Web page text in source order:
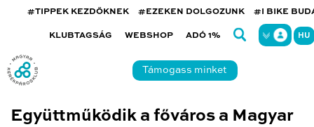
#TIPPEK KEZDŐKNEK #EZEKEN DOLGOZUNK #I BIKE
KLUBTAGSÁG WEBSHOP ADÓ 1% HU
Támogass minket
Együttműködik a főváros a Magyar